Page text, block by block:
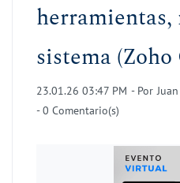
herramientas,
sistema (Zoho
23.01.26 03:47 PM - Por
-0 Comentario(s)